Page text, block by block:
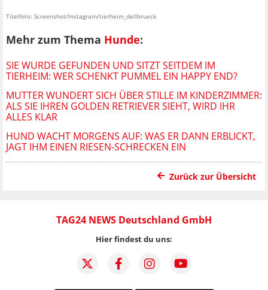
Titelfoto: Screenshot/Instagram/tierheim_dellbrueck
Mehr zum Thema Hunde:
SIE WURDE GEFUNDEN UND SITZT SEITDEM IM
TIERHEIM: WER SCHENKT PUMMEL EIN HAPPY END?
MUTTER WUNDERT SICH ÜBER STILLE IM KINDERZIMMER:
ALS SIE IHREN GOLDEN RETRIEVER SIEHT, WIRD IHR
ALLES KLAR
HUND WACHT MORGENS AUF: WAS ER DANN ERBLICKT,
JAGT IHM EINEN RIESEN-SCHRECKEN EIN
Zurück zur Übersicht
TAG24 NEWS Deutschland GmbH
Hier findest du uns: